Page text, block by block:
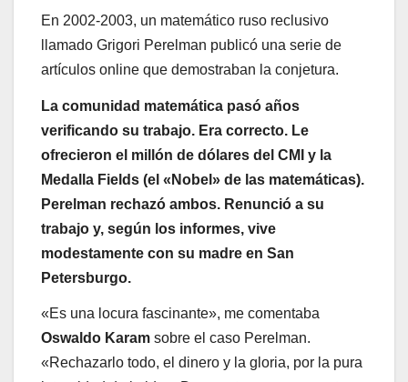
En 2002-2003, un matemático ruso reclusivo
llamado Grigori Perelman publicó una serie de
artículos online que demostraban la conjetura.
La comunidad matemática pasó años
verificando su trabajo. Era correcto. Le
ofrecieron el millón de dólares del CMI y la
Medalla Fields (el «Nobel» de las matemáticas).
Perelman rechazó ambos. Renunció a su
trabajo y, según los informes, vive
modestamente con su madre en San
Petersburgo.
«Es una locura fascinante», me comentaba
Oswaldo Karam sobre el caso Perelman.
«Rechazarlo todo, el dinero y la gloria, por la pura